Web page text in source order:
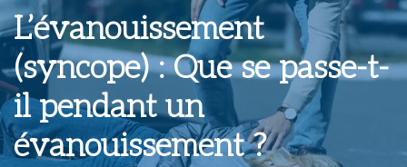
L’évanouissement
(syncope) : Que se passe-t-
il pendant un
évanouissement ?